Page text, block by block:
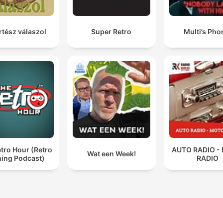
válaszol Super Retro Multi’s
Hour (Retro
Podcast)
Wat een Week!
AUTO RADIO -
RADIO